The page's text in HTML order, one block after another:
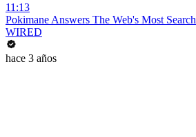
11:13
Pokimane Answers The Web's Most
WIRED
hace 3 años